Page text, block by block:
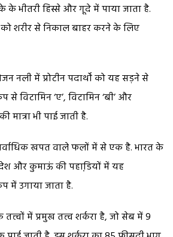
के भीतरी हिस्से और गूदे में पाया जाता है.
शरीर से निकाल बाहर करने के लिए
नली में प्रोटीन पदार्थों को यह सड़ने से
विटामिन ‘ए’, विटामिन ‘बी’ और
मात्रा भी पाई जाती है.
खपत वाले फलों में से एक है. भारत के
और कुमाऊं की पहाडि़यों में यह
उगाया जाता है.
में प्रमुख तत्त्व शर्करा है, जो सेब में 9